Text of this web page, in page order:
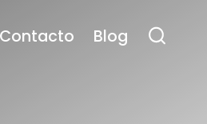
Contacto Blog